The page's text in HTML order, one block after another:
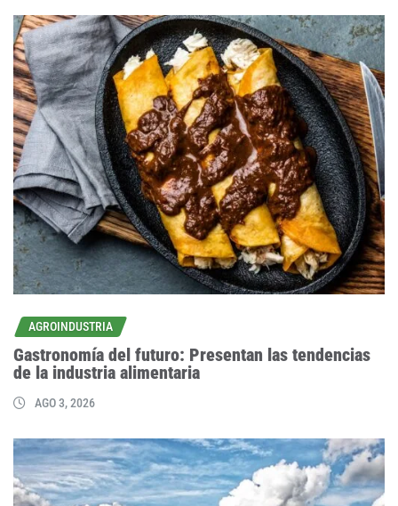
AGROINDUSTRIA
Gastronomía del futuro: Presentan las tendencias
de la industria alimentaria
AGO 3, 2026